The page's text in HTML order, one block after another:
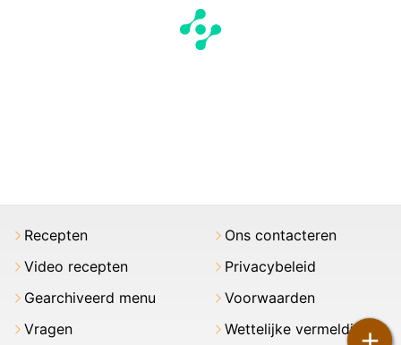
Recepten
Video recepten
Gearchiveerd menu
Vragen
Ons contacteren
Privacybeleid
Voorwaarden
Wettelijke vermeldingen